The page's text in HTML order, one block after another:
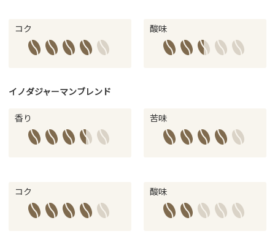
コク 酸味
イノダジャーマンブレンド
香り 苦味
コク 酸味